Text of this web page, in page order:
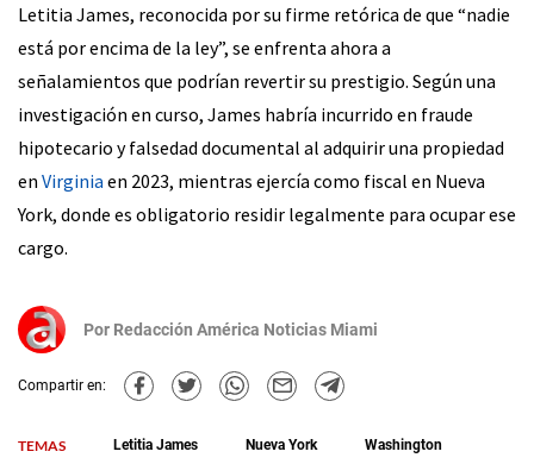
Letitia James, reconocida por su firme retórica de que “nadie
está por encima de la ley”, se enfrenta ahora a
señalamientos que podrían revertir su prestigio. Según una
investigación en curso, James habría incurrido en fraude
hipotecario y falsedad documental al adquirir una propiedad
en Virginia en 2023, mientras ejercía como fiscal en Nueva
York, donde es obligatorio residir legalmente para ocupar ese
cargo.
Por Redacción América Noticias Miami
Compartir en:
TEMAS Letitia James Nueva York
Washington